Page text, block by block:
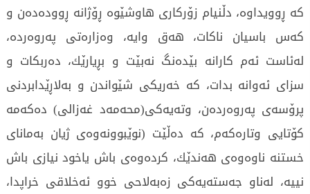
كه‌ ڕوویداوه‌، دڵنیام زۆركاری‌ هاوشێوه‌ ڕۆژانه‌ ڕووده‌ده‌ن و
كه‌س باسیان ناكات، هه‌ق وایه‌، وه‌زاره‌تی‌ په‌روه‌رده‌،
له‌ئاست ئه‌م كارانه‌ بێده‌نگ نه‌بێت و بڕیارێك، ده‌ربكات و
سزای‌ ئه‌وانه‌ بدات، كه‌ خه‌ریكی‌ شێواندن و به‌لاڕێدابردنی‌
پرۆسه‌ی‌ په‌روه‌رده‌ن، وته‌یه‌كی‌(محه‌مه‌د غه‌زالی‌) ده‌كه‌مه‌
كۆتایی‌ وتاره‌كه‌م، كه‌ ده‌ڵێت (نوێبوونه‌وه‌ی‌ ژیان به‌مانای‌
خستنه‌ ناوه‌وه‌ی‌ هه‌ندێك، كرده‌وه‌ی‌ باش یاخود نیازی‌ باش
نییه‌، له‌ناو جه‌سته‌یه‌كی‌ زه‌به‌لاحی‌ خوو ئه‌خلاقی‌ خراپدا،